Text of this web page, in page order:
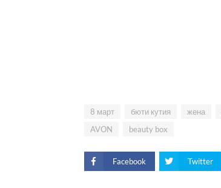
8 март бюти кутия жена
AVON
beauty box
Facebook Twitter